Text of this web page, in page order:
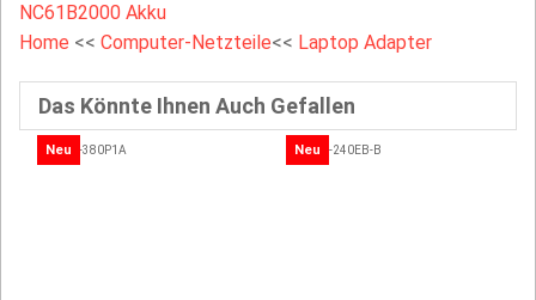
NC61B2000 Akku
Home << Computer-Netzteile<< Laptop Adapter
Das Könnte Ihnen Auch Gefallen
Neu Neu